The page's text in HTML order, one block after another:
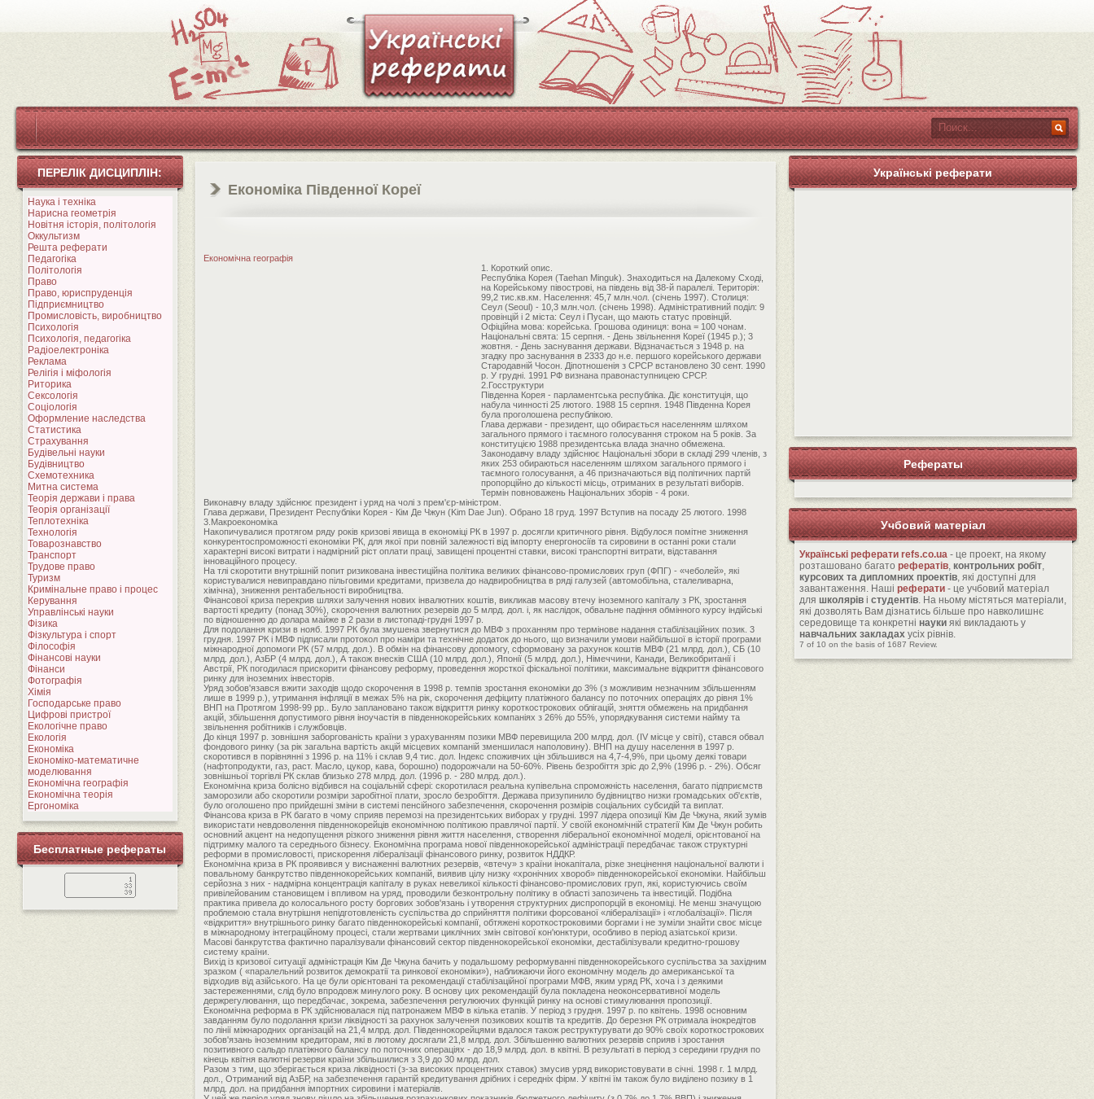
ПЕРЕЛІК ДИСЦИПЛІН:
Наука і техніка
Нарисна геометрія
Новітня історія, політологія
Оккультизм
Решта реферати
Педагогіка
Політологія
Право
Право, юриспруденція
Підприємництво
Промисловість, виробництво
Психологія
Психологія, педагогіка
Радіоелектроніка
Реклама
Релігія і міфологія
Риторика
Сексологія
Соціологія
Оформление наследства
Статистика
Страхування
Будівельні науки
Будівництво
Схемотехника
Митна система
Теорія держави і права
Теорія організації
Теплотехніка
Технологія
Товарознавство
Транспорт
Трудове право
Туризм
Кримінальне право і процес
Керування
Управлінські науки
Фізика
Фізкультура і спорт
Філософія
Фінансові науки
Фінанси
Фотографія
Хімія
Господарське право
Цифрові пристрої
Екологічне право
Екологія
Економіка
Економіко-математичне
моделювання
Економічна географія
Економічна теорія
Ергономіка
Бесплатные рефераты
Економіка Південної Кореї
Економічна географія
1. Короткий опис.
Республіка Корея (Taehan Minguk). Знаходиться на Далекому Сході,
на Корейському півострові, на південь від 38-й паралелі. Територія:
99,2 тис.кв.км. Населення: 45,7 млн.чол. (січень 1997). Столиця:
Сеул (Seoul) - 10,3 млн.чол. (січень 1998). Адміністративний поділ: 9
провінцій і 2 міста: Сеул і Пусан, що мають статус провінцій.
Офіційна мова: корейська. Грошова одиниця: вона = 100 чонам.
Національні свята: 15 серпня. - День звільнення Кореї (1945 р.); 3
жовтня. - День заснування держави. Відзначається з 1948 р. на
згадку про заснування в 2333 до н.е. першого корейського держави
Стародавній Чосон. Діпотношенія з СРСР встановлено 30 сент. 1990
р. У грудні. 1991 РФ визнана правонаступницею СРСР.
2.Госструктури
Південна Корея - парламентська республіка. Діє конституція, що
набула чинності 25 лютого. 1988 15 серпня. 1948 Південна Корея
була проголошена республікою.
Глава держави - президент, що обирається населенням шляхом
загального прямого і таємного голосування строком на 5 років. За
конституцією 1988 президентська влада значно обмежена.
Законодавчу владу здійснює Національні збори в складі 299 членів, з
яких 253 обираються населенням шляхом загального прямого і
таємного голосування, а 46 призначаються від політичних партій
пропорційно до кількості місць, отриманих в результаті виборів.
Термін повноважень Національних зборів - 4 роки.
Виконавчу владу здійснює президент і уряд на чолі з прем'єр-міністром.
Глава держави, Президент Республіки Корея - Кім Де Чжун (Kim Dae Jun). Обрано 18 груд. 1997 Вступив на посаду 25 лютого. 1998
3.Макроекономіка
Накопичувалися протягом ряду років кризові явища в економіці РК в 1997 р. досягли критичного рівня. Відбулося помітне зниження
конкурентоспроможності економіки РК, для якої при повній залежності від імпорту енергоносіїв та сировини в останні роки стали
характерні високі витрати і надмірний ріст оплати праці, завищені процентні ставки, високі транспортні витрати, відставання
інноваційного процесу.
На тлі скоротити внутрішній попит ризикована інвестиційна політика великих фінансово-промислових груп (ФПГ) - «чеболей», які
користувалися невиправдано пільговими кредитами, призвела до надвиробництва в ряді галузей (автомобільна, сталеливарна,
хімічна), зниження рентабельності виробництва.
Фінансової криза перекрив шляхи залучення нових інвалютних коштів, викликав масову втечу іноземного капіталу з РК, зростання
вартості кредиту (понад 30%), скорочення валютних резервів до 5 млрд. дол. і, як наслідок, обвальне падіння обмінного курсу індійські
по відношенню до долара майже в 2 рази в листопаді-грудні 1997 р.
Для подолання кризи в нояб. 1997 РК була змушена звернутися до МВФ з проханням про термінове надання стабілізаційних позик. 3
грудня. 1997 РК і МВФ підписали протокол про наміри та технічне додаток до нього, що визначили умови найбільшої в історії програми
міжнародної допомоги РК (57 млрд. дол.). В обмін на фінансову допомогу, сформовану за рахунок коштів МВФ (21 млрд. дол.), СБ (10
млрд. дол.), АзБР (4 млрд. дол.), А також внесків США (10 млрд. дол.), Японії (5 млрд. дол.), Німеччини, Канади, Великобританії і
Австрії, РК погодилася прискорити фінансову реформу, проведення жорсткої фіскальної політики, максимальне відкриття фінансового
ринку для іноземних інвесторів.
Уряд зобов'язався вжити заходів щодо скорочення в 1998 р. темпів зростання економіки до 3% (з можливим незначним збільшенням
лише в 1999 р.), утримання інфляції в межах 5% на рік, скорочення дефіциту платіжного балансу по поточних операціях до рівня 1%
ВНП на Протягом 1998-99 рр.. Було заплановано також відкриття ринку короткострокових облігацій, зняття обмежень на придбання
акцій, збільшення допустимого рівня іноучастія в південнокорейських компаніях з 26% до 55%, упорядкування системи найму та
звільнення робітників і службовців.
До кінця 1997 р. зовнішня заборгованість країни з урахуванням позики МВФ перевищила 200 млрд. дол. (IV місце у світі), стався обвал
фондового ринку (за рік загальна вартість акцій місцевих компаній зменшилася наполовину). ВНП на душу населення в 1997 р.
скоротився в порівнянні з 1996 р. на 11% і склав 9,4 тис. дол. Індекс споживчих цін збільшився на 4,7-4,9%, при цьому деякі товари
(нафтопродукти, газ, раст. Масло, цукор, кава, борошно) подорожчали на 50-60%. Рівень безробіття зріс до 2,9% (1996 р. - 2%). Обсяг
зовнішньої торгівлі РК склав близько 278 млрд. дол. (1996 р. - 280 млрд. дол.).
Економічна криза болісно відбився на соціальній сфері: скоротилася реальна купівельна спроможність населення, багато підприємств
заморозили або скоротили розміри заробітної плати, зросло безробіття. Держава призупинило будівництво низки громадських об'єктів,
було оголошено про прийдешні зміни в системі пенсійного забезпечення, скорочення розмірів соціальних субсидій та виплат.
Фінансова криза в РК багато в чому сприяв перемозі на президентських виборах у грудні. 1997 лідера опозиції Кім Де Чжуна, який зумів
використати невдоволення південнокорейців економічною політикою правлячої партії. У своїй економічній стратегії Кім Де Чжун робить
основний акцент на недопущення різкого зниження рівня життя населення, створення ліберальної економічної моделі, орієнтованої на
підтримку малого та середнього бізнесу. Економічна програма нової південнокорейської адміністрації передбачає також структурні
реформи в промисловості, прискорення лібералізації фінансового ринку, розвиток НДДКР.
Економічна криза в РК проявився у виснаженні валютних резервів, «втечу» з країни інокапітала, різке знецінення національної валюти і
повальному банкрутство південнокорейських компаній, виявив цілу низку «хронічних хвороб» південнокорейської економіки. Найбільш
серйозна з них - надмірна концентрація капіталу в руках невеликої кількості фінансово-промислових груп, які, користуючись своїм
привілейованим становищем і впливом на уряд, проводили безконтрольну політику в області запозичень та інвестицій. Подібна
практика привела до колосального росту боргових зобов'язань і утворення структурних диспропорцій в економіці. Не менш значущою
проблемою стала внутрішня непідготовленість суспільства до сприйняття політики форсованої «лібералізації» і «глобалізації». Після
«відкриття» внутрішнього ринку багато південнокорейські компанії, обтяжені короткостроковими боргами і не зуміли знайти своє місце
в міжнародному інтеграційному процесі, стали жертвами циклічних змін світової кон'юнктури, особливо в період азіатської кризи.
Масові банкрутства фактично паралізували фінансовий сектор південнокорейської економіки, дестабілізували кредитно-грошову
систему країни.
Вихід із кризової ситуації адміністрація Кім Де Чжуна бачить у подальшому реформуванні південнокорейського суспільства за західним
зразком ( «паралельний розвиток демократії та ринкової економіки»), наближаючи його економічну модель до американської та
відходив від азійського. На це були орієнтовані та рекомендації стабілізаційної програми МФВ, яким уряд РК, хоча і з деякими
застереженнями, слід було впродовж минулого року. В основу цих рекомендацій була покладена неоконсервативної модель
держрегулювання, що передбачає, зокрема, забезпечення регулюючих функцій ринку на основі стимулювання пропозиції.
Економічна реформа в РК здійснювалася під патронажем МВФ в кілька етапів. У період з грудня. 1997 р. по квітень. 1998 основним
завданням було подолання кризи ліквідності за рахунок залучення позикових коштів та кредитів. До березня РК отримала інокредітов
по лінії міжнародних організацій на 21,4 млрд. дол. Південнокорейцями вдалося також реструктурувати до 90% своїх короткострокових
зобов'язань іноземним кредиторам, які в лютому досягали 21,8 млрд. дол. Збільшенню валютних резервів сприяв і зростання
позитивного сальдо платіжного балансу по поточних операціях - до 18,9 млрд. дол. в квітні. В результаті в період з середини грудня по
кінець квітня валютні резерви країни збільшилися з 3,9 до 30 млрд. дол.
Разом з тим, що зберігається криза ліквідності (з-за високих процентних ставок) змусив уряд використовувати в січні. 1998 г. 1 млрд.
дол., Отриманий від АзБР, на забезпечення гарантій кредитування дрібних і середніх фірм. У квітні їм також було виділено позику в 1
млрд. дол. на придбання імпортних сировини і матеріалів.
Українські реферати
Рефераты
Учбовий матеріал
Українські реферати refs.co.ua - це проект, на якому
розташовано багато рефератів, контрольних робіт,
курсових та дипломних проектів, які доступні для
завантаження. Наші реферати - це учбовий матеріал
для школярів і студентів. На ньому містяться матеріали,
які дозволять Вам дізнатись більше про навколишнє
середовище та конкретні науки які викладають у
навчальних закладах усіх рівнів.
7 of 10 on the basis of 1687 Review.